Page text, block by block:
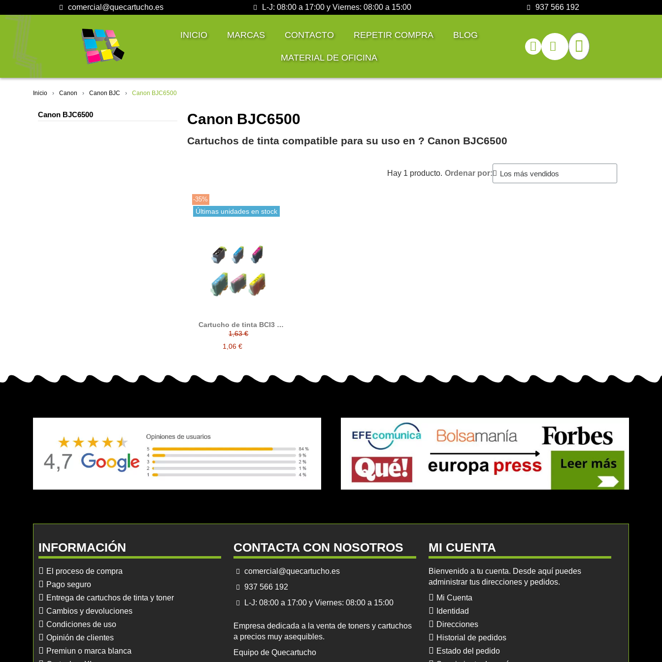
comercial@quecartucho.es L-J: 08:00 a 17:00 y Viernes: 08:00 a 15:00 937 566 192
INICIO MARCAS CONTACTO REPETIR COMPRA BLOG
MATERIAL DE OFICINA
Inicio Canon Canon BJC Canon BJC6500
Canon BJC6500 Canon BJC6500
Cartuchos de tinta compatible para su uso en ?️ Canon BJC6500
Hay 1 producto. Ordenar por:
-35%
Últimas unidades en stock
Cartucho de tinta BCI3 /
BCI-3 compatible con
Canon 4485A002 /
4480A002 / 4481A002 /
4482A002 / 4483A002 /
1,63 €
1,06 €
INFORMACIÓN
El proceso de compra
Pago seguro
Entrega de cartuchos de tinta y toner
Cambios y devoluciones
Condiciones de uso
Opinión de clientes
Premiun o marca blanca
CONTACTA CON NOSOTROS
comercial@quecartucho.es
937 566 192
L-J: 08:00 a 17:00 y Viernes: 08:00 a 15:00
Empresa dedicada a la venta de toners y cartuchos
a precios muy asequibles.
Equipo de Quecartucho
MI CUENTA
Bienvenido a tu cuenta. Desde aquí puedes
administrar tus direcciones y pedidos.
Mi Cuenta
Identidad
Direcciones
Historial de pedidos
Estado del pedido